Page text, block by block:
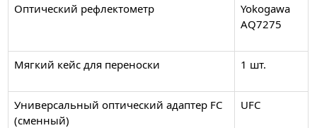
Оптический рефлектометр
Yokogawa
AQ7275
Мягкий кейс для переноски 1 шт.
Универсальный оптический адаптер FC
(сменный)
UFC